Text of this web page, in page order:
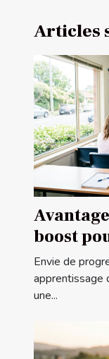
Articles
boost
Envie de
apprentissage
une...